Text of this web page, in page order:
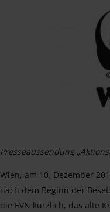
Presseaussendung
Wien, am 10. Dezember
nach dem Beginn der
die EVN kürzlich, das alte